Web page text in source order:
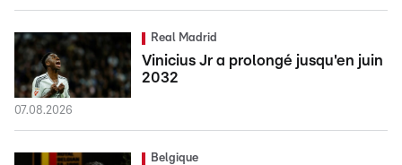
Real Madrid
Vinicius Jr a prolongé jusqu'en juin
2032
07.08.2026
Belgique